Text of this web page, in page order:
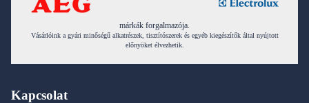
márkák forgalmazója.
Vásárlóink a gyári minőségű alkatrészek, tisztítószerek és egyéb kiegészítők által nyújtott
előnyöket élvezhetik.
Kapcsolat